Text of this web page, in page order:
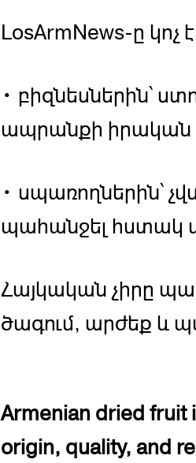
LosArmNews-ը կոչ
• բիզնեսներին՝
ապրանքի իրական
• սպառողներին՝
պահանջել հստակ
Հայկական չիրը
ծագում, արժեք և
Armenian dried fruit
origin, quality, and